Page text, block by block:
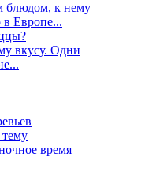
блюдом, к нему
в Европе...
вкусу. Одни
время